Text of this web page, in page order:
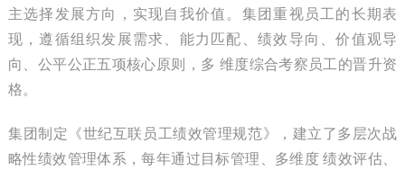
主选择发展方向，实现自我价值。集团重视员工的长期表
现，遵循组织发展需求、能力匹配、绩效导向、价值观导
向、公平公正五项核心原则，多 维度综合考察员工的晋升资
格。
集团制定《世纪互联员工绩效管理规范》，建立了多层次战
略性绩效管理体系，每年通过目标管理、多维度 绩效评估、